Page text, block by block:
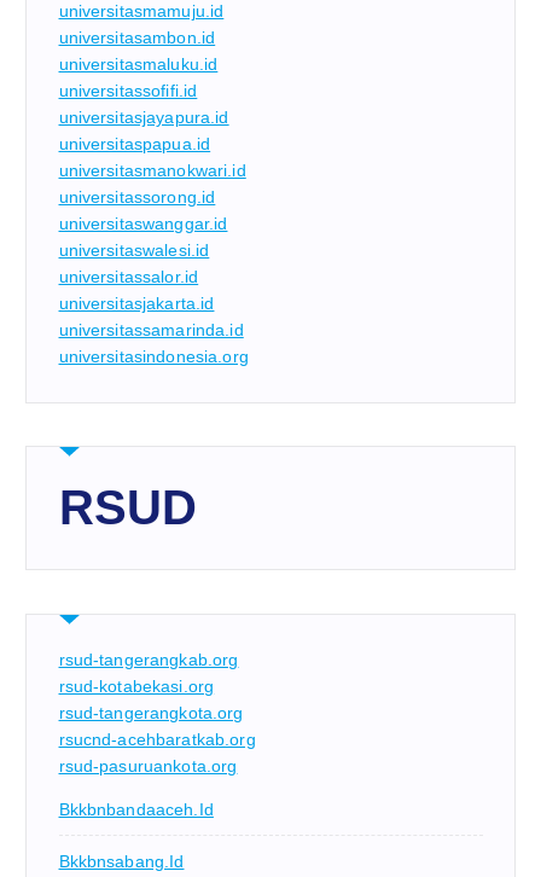
universitasmamuju.id
universitasambon.id
universitasmaluku.id
universitassofifi.id
universitasjayapura.id
universitaspapua.id
universitasmanokwari.id
universitassorong.id
universitaswanggar.id
universitaswalesi.id
universitassalor.id
universitasjakarta.id
universitassamarinda.id
universitasindonesia.org
RSUD
rsud-tangerangkab.org
rsud-kotabekasi.org
rsud-tangerangkota.org
rsucnd-acehbaratkab.org
rsud-pasuruankota.org
Bkkbnbandaaceh.id
Bkkbnsabang.id